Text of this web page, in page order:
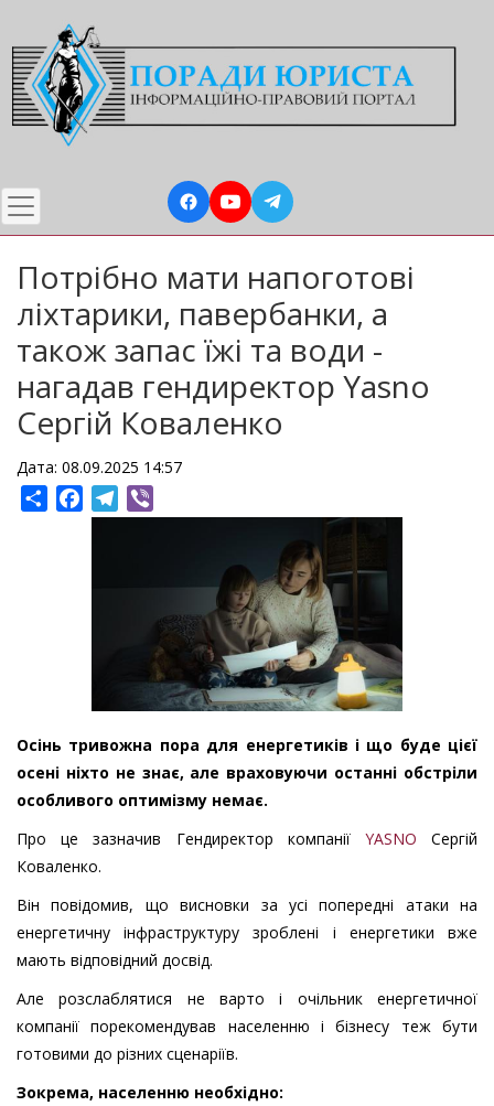
до
основного
вмісту
Потрібно мати напоготові
ліхтарики, павербанки, а
також запас їжі та води -
нагадав гендиректор Yasno
Сергій Коваленко
Дата: 08.09.2025 14:57
ShareFacebookTelegram
Осінь тривожна пора для енергетиків і що буде цієї
осені ніхто не знає, але враховуючи останні обстріли
особливого оптимізму немає.
Про це зазначив Гендиректор компанії YASNO Сергій
Коваленко.
Він повідомив, що висновки за усі попередні атаки на
енергетичну інфраструктуру зроблені і енергетики вже
мають відповідний досвід.
Але розслаблятися не варто і очільник енергетичної
компанії порекомендував населенню і бізнесу теж бути
готовими до різних сценаріїв.
Зокрема, населенню необхідно: